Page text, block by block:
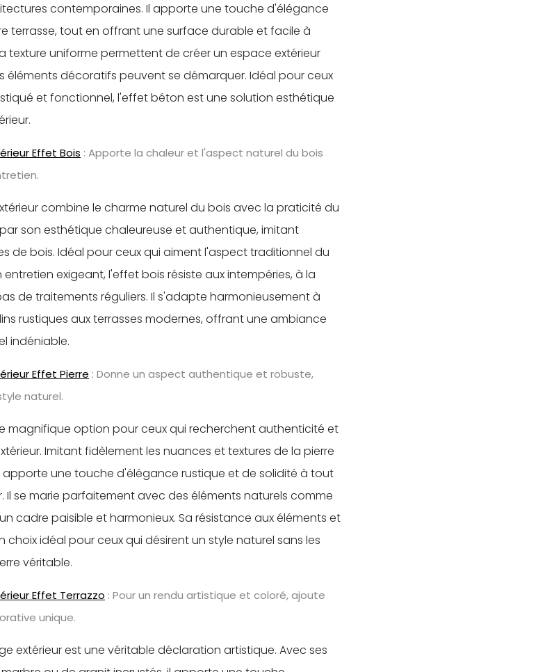
contemporaines. Il apporte une touche d'élégance
terrasse, tout en offrant une surface durable et facile à
texture uniforme permettent de créer un espace extérieur
éléments décoratifs peuvent se démarquer. Idéal pour ceux
et fonctionnel, l'effet béton est une solution esthétique
Effet Bois : Apporte la chaleur et l'aspect naturel du bois
combine le charme naturel du bois avec la praticité du
son esthétique chaleureuse et authentique, imitant
de bois. Idéal pour ceux qui aiment l'aspect traditionnel du
exigeant, l'effet bois résiste aux intempéries, à la
de traitements réguliers. Il s'adapte harmonieusement à
rustiques aux terrasses modernes, offrant une ambiance
indéniable.
Effet Pierre : Donne un aspect authentique et robuste,
naturel.
magnifique option pour ceux qui recherchent authenticité et
Imitant fidèlement les nuances et textures de la pierre
une touche d'élégance rustique et de solidité à tout
Il se marie parfaitement avec des éléments naturels comme
cadre paisible et harmonieux. Sa résistance aux éléments et
idéal pour ceux qui désirent un style naturel sans les
véritable.
Effet Terrazzo : Pour un rendu artistique et coloré, ajoute
unique.
extérieur est une véritable déclaration artistique. Avec ses